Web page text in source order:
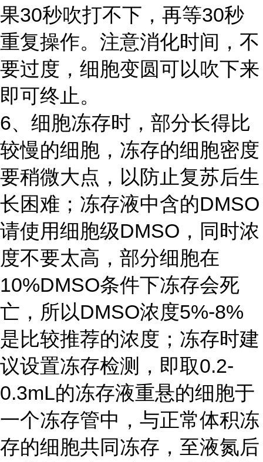
果30秒吹打不下，再等30秒
重复操作。注意消化时间，不
要过度，细胞变圆可以吹下来
即可终止。
6、细胞冻存时，部分长得比
较慢的细胞，冻存的细胞密度
要稍微大点，以防止复苏后生
长困难；冻存液中含的DMSO
请使用细胞级DMSO，同时浓
度不要太高，部分细胞在
10%DMSO条件下冻存会死
亡，所以DMSO浓度5%-8%
是比较推荐的浓度；冻存时建
议设置冻存检测，即取0.2-
0.3mL的冻存液重悬的细胞于
一个冻存管中，与正常体积冻
存的细胞共同冻存，至液氮后